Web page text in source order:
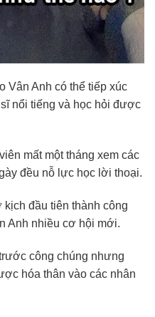
Vân Anh có thể tiếp xúc
nổi tiếng và học hỏi được
mất một tháng xem các
đều nỗ lực học lời thoại.
đầu tiên thành công
Anh nhiều cơ hội mới.
công chúng nhưng
hóa thân vào các nhân